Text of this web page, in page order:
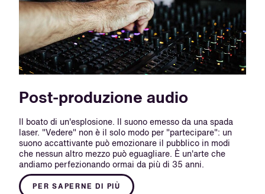
Post-produzione audio
Il boato di un'esplosione. Il suono emesso da una spada
laser. "Vedere" non è il solo modo per "partecipare": un
suono accattivante può emozionare il pubblico in modi
che nessun altro mezzo può eguagliare. È un'arte che
andiamo perfezionando ormai da più di 35 anni.
PER SAPERNE DI PIÙ